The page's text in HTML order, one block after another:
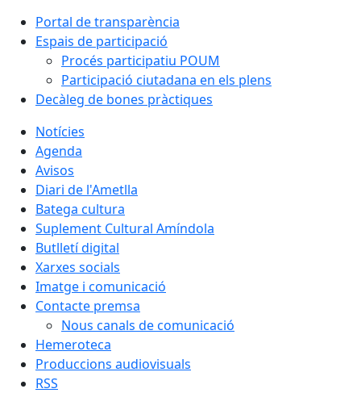
Portal de transparència
Espais de participació
Procés participatiu POUM
Participació ciutadana en els plens
Decàleg de bones pràctiques
Notícies
Agenda
Avisos
Diari de l'Ametlla
Batega cultura
Suplement Cultural Amíndola
Butlletí digital
Xarxes socials
Imatge i comunicació
Contacte premsa
Nous canals de comunicació
Hemeroteca
Produccions audiovisuals
RSS